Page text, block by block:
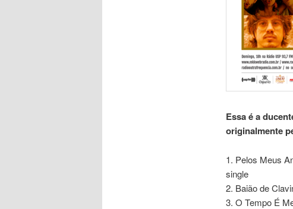
Essa é a
originalmente
1. Pelos Meus
single
2. Baião de
3. O Tempo É